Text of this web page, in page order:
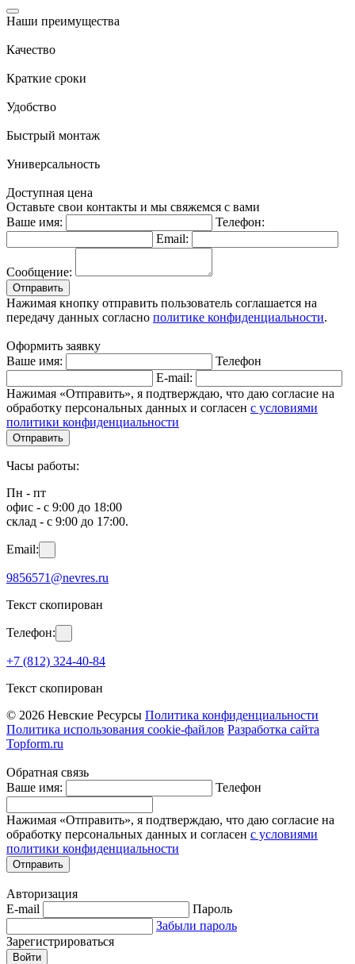
Наши преимущества
Качество
Краткие сроки
Удобство
Быстрый монтаж
Универсальность
Доступная цена
Оставьте свои контакты и мы свяжемся с вами
Ваше имя:
Телефон:
Email:
Сообщение:
Отправить
Нажимая кнопку отправить пользователь соглашается на
передачу данных согласно политике конфиденциальности.
Оформить заявку
Ваше имя:
Телефон
E-mail:
Нажимая «Отправить», я подтверждаю, что даю согласие на
обработку персональных данных и согласен с условиями
политики конфиденциальности
Отправить
Часы работы:
Пн - пт
офис - с 9:00 до 18:00
склад - с 9:00 до 17:00.
Email:
9856571@nevres.ru
Текст скопирован
Телефон:
+7 (812) 324-40-84
Текст скопирован
© 2026 Невские Ресурсы Политика конфиденциальности
Политика использования cookie-файлов Разработка сайта
Topform.ru
Обратная связь
Ваше имя:
Телефон
Нажимая «Отправить», я подтверждаю, что даю согласие на
обработку персональных данных и согласен с условиями
политики конфиденциальности
Отправить
Авторизация
E-mail
Пароль
Забыли пароль
Зарегистрироваться
Войти